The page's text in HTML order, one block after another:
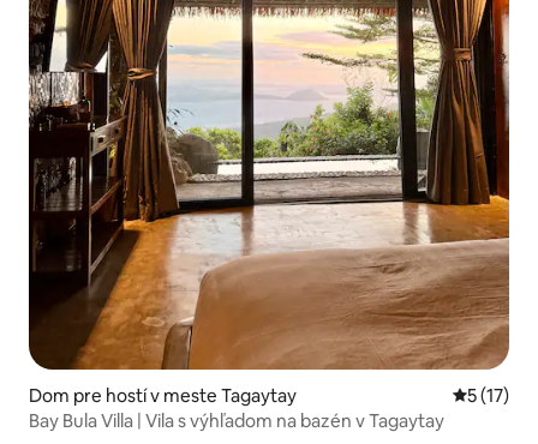
Dom pre hostí v meste Tagaytay
5 (17)
Bay Bula Villa | Vila s výhľadom na bazén v Tagaytay